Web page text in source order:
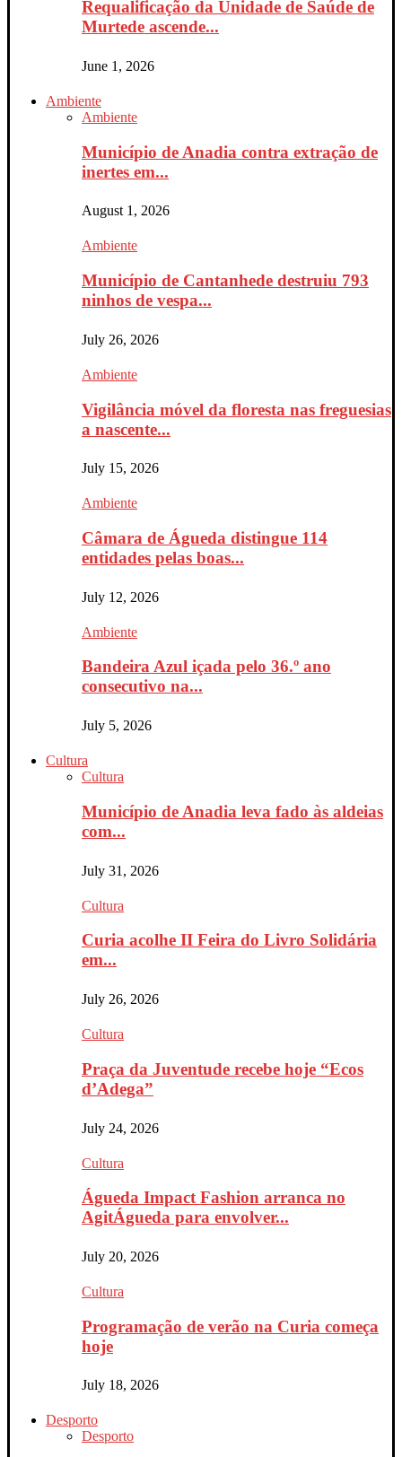
Requalificação da Unidade de Saúde de
Murtede ascende...
June 1, 2026
Ambiente
Ambiente
Município de Anadia contra extração de
inertes em...
August 1, 2026
Ambiente
Município de Cantanhede destruiu 793
ninhos de vespa...
July 26, 2026
Ambiente
Vigilância móvel da floresta nas freguesias
a nascente...
July 15, 2026
Ambiente
Câmara de Águeda distingue 114
entidades pelas boas...
July 12, 2026
Ambiente
Bandeira Azul içada pelo 36.º ano
consecutivo na...
July 5, 2026
Cultura
Cultura
Município de Anadia leva fado às aldeias
com...
July 31, 2026
Cultura
Curia acolhe II Feira do Livro Solidária
em...
July 26, 2026
Cultura
Praça da Juventude recebe hoje “Ecos
d’Adega”
July 24, 2026
Cultura
Águeda Impact Fashion arranca no
AgitÁgueda para envolver...
July 20, 2026
Cultura
Programação de verão na Curia começa
hoje
July 18, 2026
Desporto
Desporto